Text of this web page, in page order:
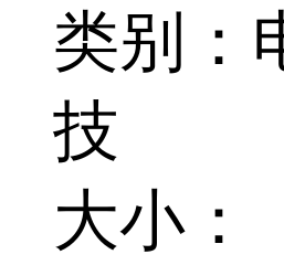
类别：
技
大小：